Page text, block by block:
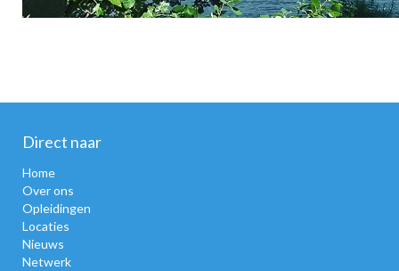
Direct naar
Home
Over ons
Opleidingen
Locaties
Nieuws
Netwerk